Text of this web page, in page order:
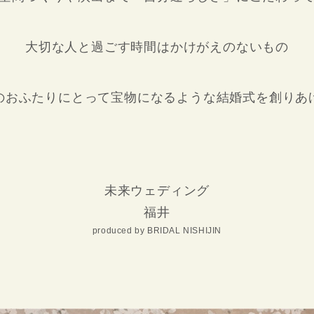
大切な人と過ごす時間はかけがえのないもの
おふたりにとって宝物になるような結婚式を創りあ
未来ウェディング
福井
produced by BRIDAL NISHIJIN